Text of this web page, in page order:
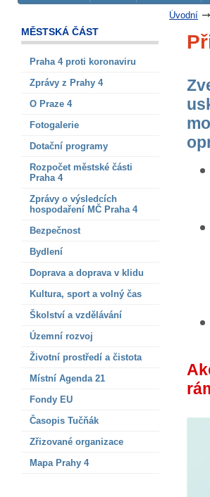
Úvodní
MĚSTSKÁ ČÁST
Praha 4 proti koronaviru
Zprávy z Prahy 4
O Praze 4
Fotogalerie
Dotační programy
Rozpočet městské části
Praha 4
Zprávy o výsledcích
hospodaření MČ Praha 4
Bezpečnost
Bydlení
Doprava a doprava v klidu
Kultura, sport a volný čas
Školství a vzdělávání
Územní rozvoj
Životní prostředí a čistota
Místní Agenda 21
Fondy EU
Časopis Tučňák
Zřizované organizace
Mapa Prahy 4